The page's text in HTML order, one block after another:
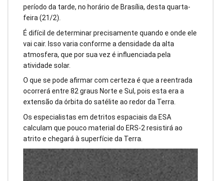
período da tarde, no horário de Brasília, desta quarta-
feira (21/2).
É difícil de determinar precisamente quando e onde ele
vai cair. Isso varia conforme a densidade da alta
atmosfera, que por sua vez é influenciada pela
atividade solar.
O que se pode afirmar com certeza é que a reentrada
ocorrerá entre 82 graus Norte e Sul, pois esta era a
extensão da órbita do satélite ao redor da Terra.
Os especialistas em detritos espaciais da ESA
calculam que pouco material do ERS-2 resistirá ao
atrito e chegará à superfície da Terra.